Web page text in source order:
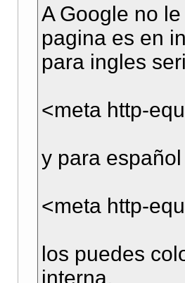
A Google no
pagina es en
para ingles
<meta http-
y para
<meta http-
los puedes
interna.